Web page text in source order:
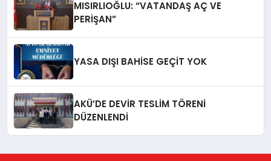
MISIRLIOĞLU: “VATANDAŞ AÇ VE
PERİŞAN”
YASA DIŞI BAHİSE GEÇİT YOK
AKÜ’DE DEVİR TESLİM TÖRENİ
DÜZENLENDİ